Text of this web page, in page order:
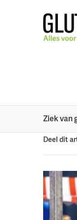
Ziek van
11 mei
Deel dit